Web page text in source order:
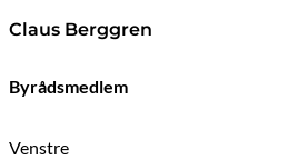
Claus Berggren
Byrådsmedlem
Venstre